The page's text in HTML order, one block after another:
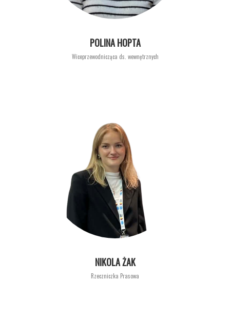
POLINA HOPTA
Wiceprzewodnicząca ds. wewnętrznych
NIKOLA ŻAK
Rzeczniczka Prasowa